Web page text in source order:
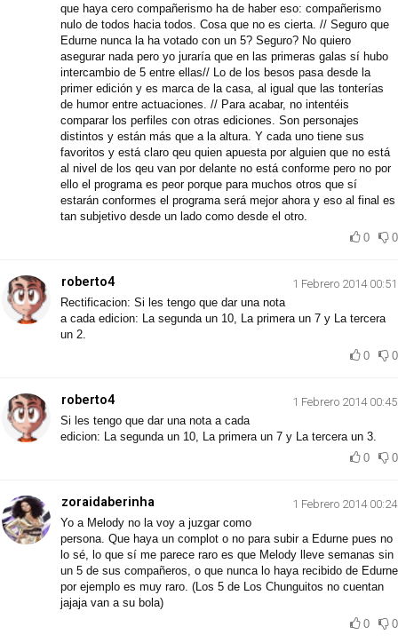
que haya cero compañerismo ha de haber eso: compañerismo
nulo de todos hacia todos. Cosa que no es cierta. // Seguro que
Edurne nunca la ha votado con un 5? Seguro? No quiero
asegurar nada pero yo juraría que en las primeras galas sí hubo
intercambio de 5 entre ellas// Lo de los besos pasa desde la
primer edición y es marca de la casa, al igual que las tonterías
de humor entre actuaciones. // Para acabar, no intentéis
comparar los perfiles con otras ediciones. Son personajes
distintos y están más que a la altura. Y cada uno tiene sus
favoritos y está claro qeu quien apuesta por alguien que no está
al nivel de los qeu van por delante no está conforme pero no por
ello el programa es peor porque para muchos otros que sí
estarán conformes el programa será mejor ahora y eso al final es
tan subjetivo desde un lado como desde el otro.
0
0
roberto4
1 Febrero 2014 00:51
Rectificacion: Si les tengo que dar una nota
a cada edicion: La segunda un 10, La primera un 7 y La tercera
un 2.
0
0
roberto4
1 Febrero 2014 00:45
Si les tengo que dar una nota a cada
edicion: La segunda un 10, La primera un 7 y La tercera un 3.
0
0
zoraidaberinha
1 Febrero 2014 00:24
Yo a Melody no la voy a juzgar como
persona. Que haya un complot o no para subir a Edurne pues no
lo sé, lo que sí me parece raro es que Melody lleve semanas sin
un 5 de sus compañeros, o que nunca lo haya recibido de Edurne
por ejemplo es muy raro. (Los 5 de Los Chunguitos no cuentan
jajaja van a su bola)
0
0